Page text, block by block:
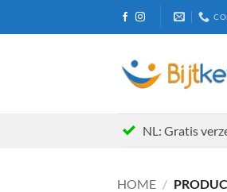
NL: Gratis
HOME /